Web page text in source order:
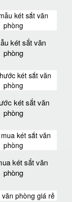
két sắt văn
phòng
két sắt văn
phòng
két sắt văn
phòng